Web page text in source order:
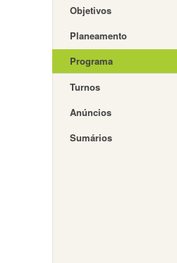
Objetivos
Planeamento
Programa
Turnos
Anúncios
Sumários